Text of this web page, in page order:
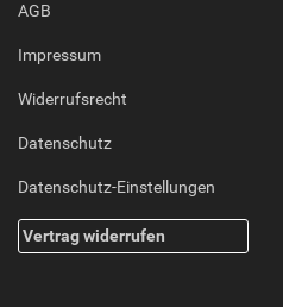
AGB
Impressum
Widerrufsrecht
Datenschutz
Datenschutz-Einstellungen
Vertrag widerrufen